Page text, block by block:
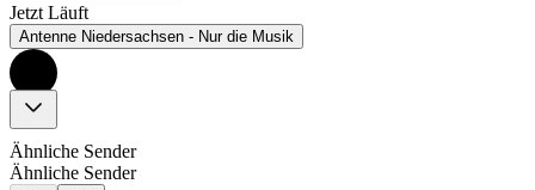
Jetzt Läuft
Antenne Niedersachsen - Nur die Musik
Ähnliche Sender
Ähnliche Sender